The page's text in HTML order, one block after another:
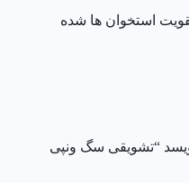
استخوان ها شده
“تشویقی سگ ونپی